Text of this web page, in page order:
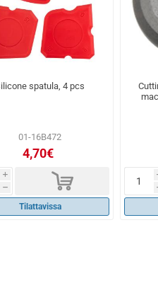
spatula, 4 pcs
01-16B472
4,70€
i
h d
Tilattavissa